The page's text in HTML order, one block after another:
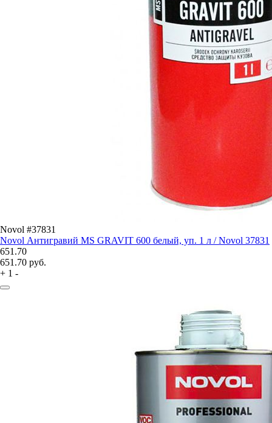
Novol #37831
Novol Антигравий MS GRAVIT 600 белый, уп. 1 л / Novol 37831
651.70
651.70 руб.
+ 1 -